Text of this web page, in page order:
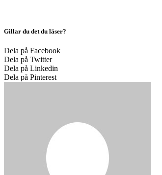
Gillar du det du läser?
Dela på Facebook
Dela på Twitter
Dela på Linkedin
Dela på Pinterest